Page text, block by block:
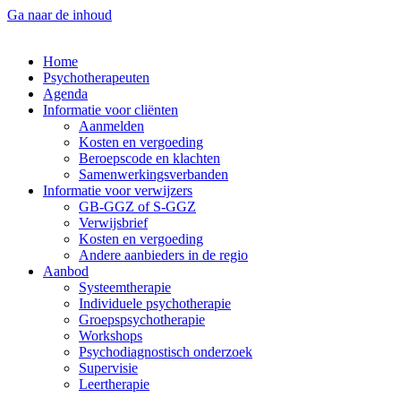
Ga naar de inhoud
Home
Psychotherapeuten
Agenda
Informatie voor cliënten
Aanmelden
Kosten en vergoeding
Beroepscode en klachten
Samenwerkingsverbanden
Informatie voor verwijzers
GB-GGZ of S-GGZ
Verwijsbrief
Kosten en vergoeding
Andere aanbieders in de regio
Aanbod
Systeemtherapie
Individuele psychotherapie
Groepspsychotherapie
Workshops
Psychodiagnostisch onderzoek
Supervisie
Leertherapie